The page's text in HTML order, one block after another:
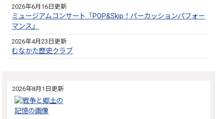
2026年6月16日更新
ミュージアムコンサート「POP&Skip！パーカッションパフォー
マンス」
2026年4月23日更新
むなかた歴史クラブ
2026年8月1日更新